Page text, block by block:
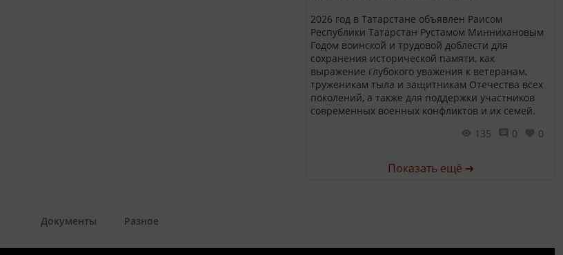
2026 год в Татарстане объявлен Раисом
Республики Татарстан Рустамом Миннихановым
Годом воинской и трудовой доблести для
сохранения исторической памяти, как
выражение глубокого уважения к ветеранам,
труженикам тыла и защитникам Отечества всех
поколений, а также для поддержки участников
современных военных конфликтов и их семей.
135
0 0
Показать ещё ➜
Документы Разное